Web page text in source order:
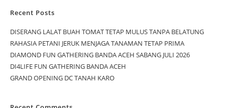
Recent Posts
DISERANG LALAT BUAH TOMAT TETAP MULUS TANPA BELATUNG
RAHASIA PETANI JERUK MENJAGA TANAMAN TETAP PRIMA
DIAMOND FUN GATHERING BANDA ACEH SABANG JULI 2026
DI4LIFE FUN GATHERING BANDA ACEH
GRAND OPENING DC TANAH KARO